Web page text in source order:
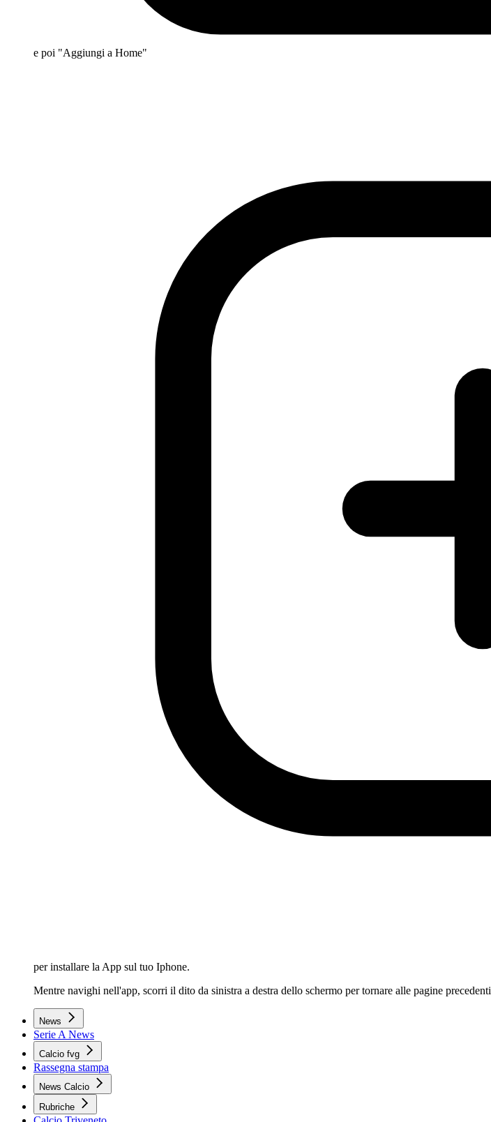
e poi "Aggiungi a Home"
per installare la App sul tuo Iphone.
Mentre navighi nell'app, scorri il dito da sinistra a destra dello schermo per tornare alle pagine precedenti
News
Serie A News
Calcio fvg
Rassegna stampa
News Calcio
Rubriche